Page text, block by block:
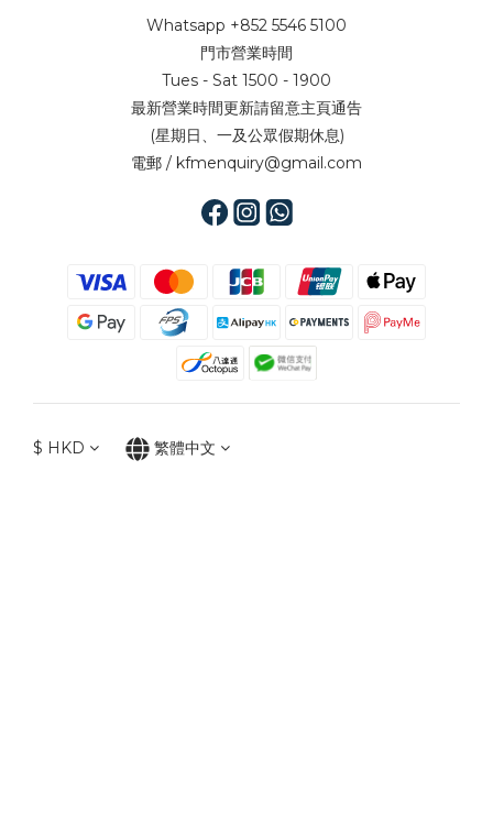
Whatsapp +852 5546 5100
門市營業時間
Tues - Sat 1500 - 1900
最新營業時間更新請留意主頁通告
(星期日、一及公眾假期休息)
電郵 / kfmenquiry@gmail.com
$ HKD 繁體中文